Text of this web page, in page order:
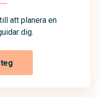
att planera en
dig.